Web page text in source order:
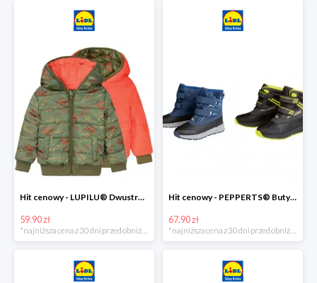
Hit cenowy - LUPILU® Dwustronna kurtka dziecięca z polarem
59.90 zł
*najniższa cena z 30 dni przed obniżką
Hit cenowy - PEPPERTS® Buty zimowe chłopięce
67.90 zł
*najniższa cena z 30 dni przed obniżką